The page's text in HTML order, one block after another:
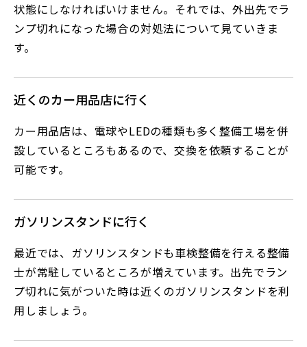
状態にしなければいけません。それでは、外出先でラ
ンプ切れになった場合の対処法について見ていきま
す。
近くのカー用品店に行く
カー用品店は、電球やLEDの種類も多く整備工場を併
設しているところもあるので、交換を依頼することが
可能です。
ガソリンスタンドに行く
最近では、ガソリンスタンドも車検整備を行える整備
士が常駐しているところが増えています。出先でラン
プ切れに気がついた時は近くのガソリンスタンドを利
用しましょう。